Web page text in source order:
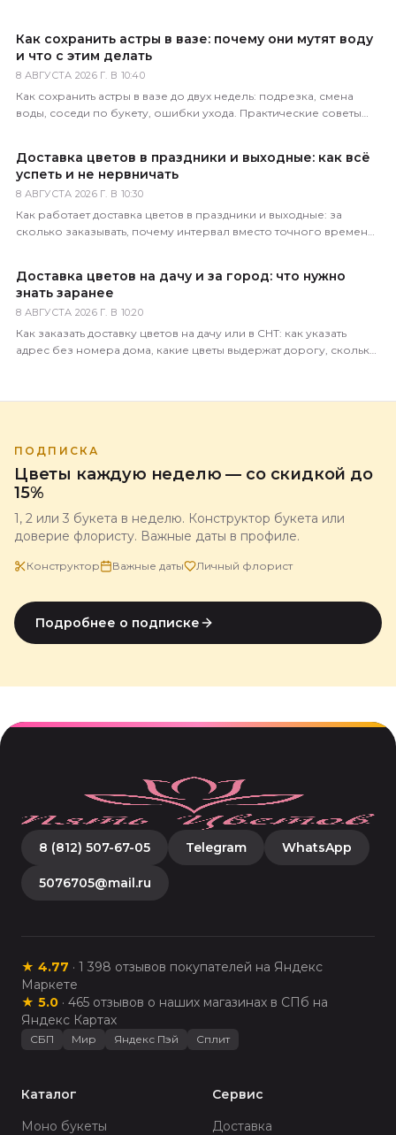
Как сохранить астры в вазе: почему они мутят воду
и что с этим делать
8 АВГУСТА 2026 Г. В 10:40
Как сохранить астры в вазе до двух недель: подрезка, смена
воды, соседи по букету, ошибки ухода. Практические советы
Доставка цветов в праздники и выходные: как всё
успеть и не нервничать
8 АВГУСТА 2026 Г. В 10:30
Как работает доставка цветов в праздники и выходные: за
сколько заказывать, почему интервал вместо точного времени,
Доставка цветов на дачу и за город: что нужно
знать заранее
8 АВГУСТА 2026 Г. В 10:20
Как заказать доставку цветов на дачу или в СНТ: как указать
адрес без номера дома, какие цветы выдержат дорогу, сколько
ПОДПИСКА
Цветы каждую неделю — со скидкой до
15%
1, 2 или 3 букета в неделю. Конструктор букета или
доверие флористу. Важные даты в профиле.
Конструктор Важные даты Личный флорист
Подробнее о подписке
8 (812) 507-67-05 Telegram WhatsApp
5076705@mail.ru
★ 4.77 · 1 398 отзывов покупателей на Яндекс
Маркете
★ 5.0 · 465 отзывов о наших магазинах в СПб на
Яндекс Картах
СБП Мир Яндекс Пэй Сплит
Каталог
Моно букеты
Сервис
Доставка